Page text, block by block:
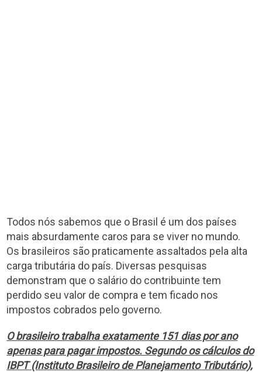
Todos nós sabemos que o Brasil é um dos países
mais absurdamente caros para se viver no mundo.
Os brasileiros são praticamente assaltados pela alta
carga tributária do país. Diversas pesquisas
demonstram que o salário do contribuinte tem
perdido seu valor de compra e tem ficado nos
impostos cobrados pelo governo.
O brasileiro trabalha exatamente 151 dias por ano
apenas para pagar impostos. Segundo os cálculos do
IBPT (Instituto Brasileiro de Planejamento Tributário),